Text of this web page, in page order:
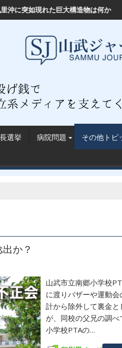
投稿から見えた住民の不安
「首都圏CCS事業」は地球を救うのか
小野崎新山武市長
選挙 病院問題 その他トピ
か？
山武市立南郷小学校
に渡りバザーや運動
計から除外して裏金
が、同校の父兄の調
小学校PTAの…